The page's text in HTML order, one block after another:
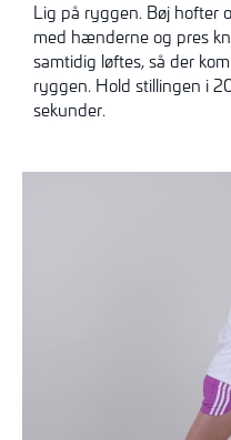
Lig på ryggen. Bøj hofter
med hænderne og pres
samtidig løftes, så der
ryggen. Hold stillingen i
sekunder.